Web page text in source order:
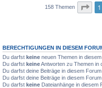
158 Themen Seite
1
BERECHTIGUNGEN IN DIESEM
Du darfst keine neuen Themen in
Du darfst keineAntworten zu Themen in
Du darfst deine Beiträge in diesem Forum
Du darfst deine Beiträge in diesem Forum
Du darfst keine Dateianhänge in diesem